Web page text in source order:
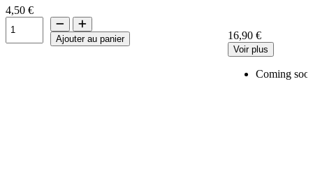
4,50 €
Ajouter au panier 16,90 €
Voir plus
Coming